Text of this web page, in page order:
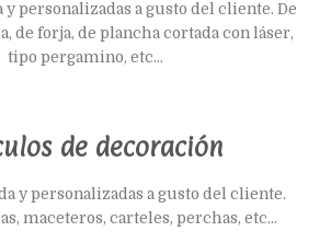
y personalizadas a gusto del cliente. De
de forja, de plancha cortada con láser,
tipo pergamino, etc...
de decoración
y personalizadas a gusto del cliente.
maceteros, carteles, perchas, etc...